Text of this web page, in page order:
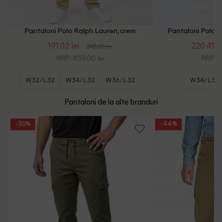
Pantaloni Polo Ralph Lauren, crem
191.02 lei 345.00 lei
RRP: 859.00 lei
W32/L32 W34/L32 W36/L32
+1
Pantaloni Polo
220.41
RRP:
W34/L32
Pantaloni de la alte branduri
- 50% - 44%